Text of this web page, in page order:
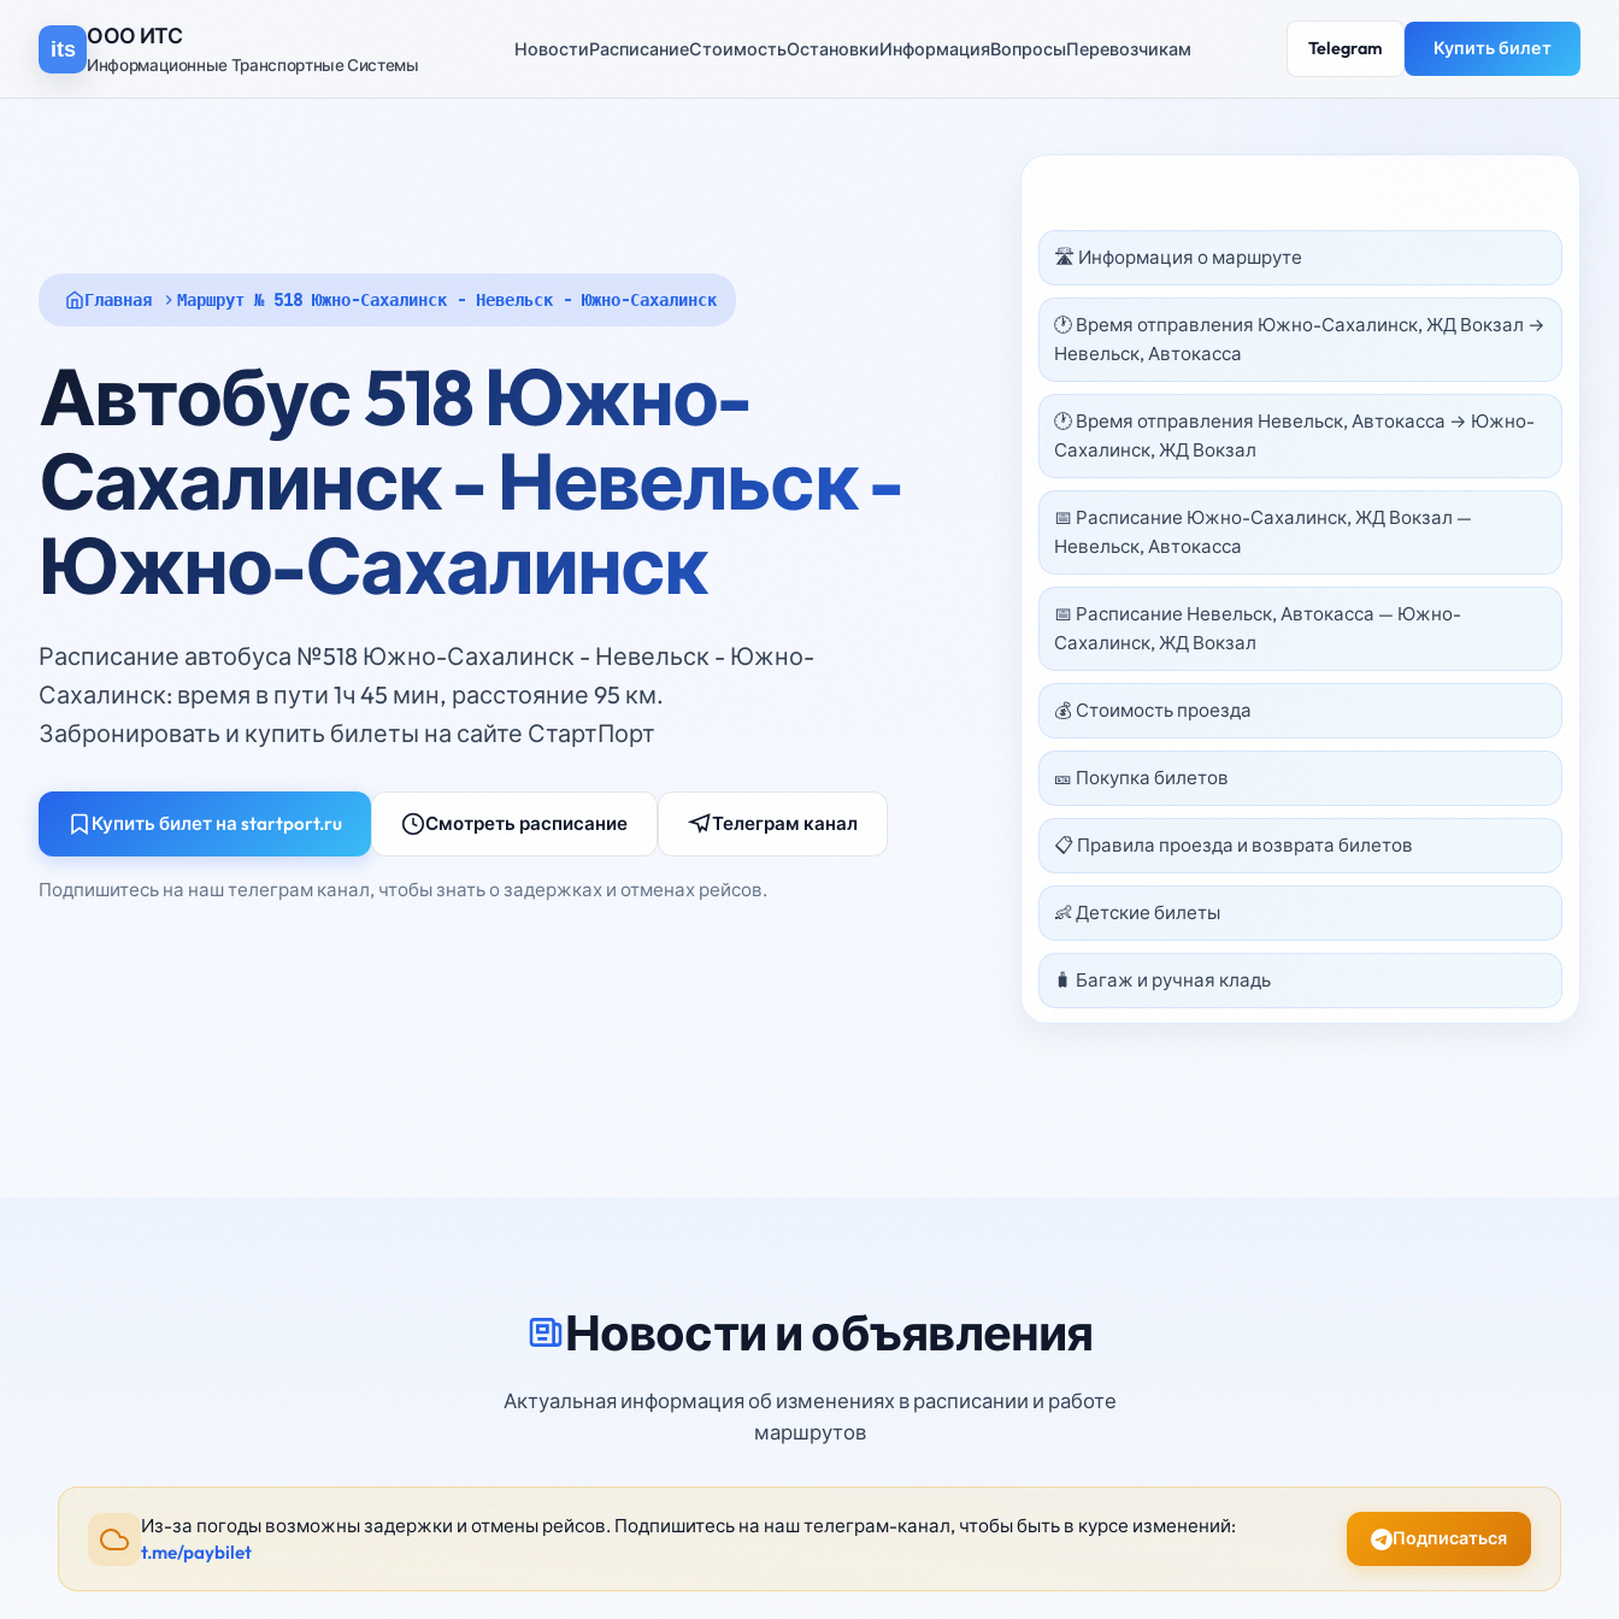
its ООО ИТС
Информационные Транспортные Системы
НовостиРасписаниеСтоимостьОстановкиИнформацияВопросыПеревозчикам Telegram Купить билет
Главная Маршрут № 518 Южно-Сахалинск - Невельск - Южно-Сахалинск
Автобус 518 Южно-
Сахалинск - Невельск -
Южно-Сахалинск
Расписание автобуса №518 Южно-Сахалинск - Невельск - Южно-
Сахалинск: время в пути 1ч 45 мин, расстояние 95 км.
Забронировать и купить билеты на сайте СтартПорт
Купить билет на startport.ru Смотреть расписание Телеграм канал
Подпишитесь на наш телеграм канал, чтобы знать о задержках и отменах рейсов.
🛣️ Информация о маршруте
🕐 Время отправления Южно-Сахалинск, ЖД Вокзал →
Невельск, Автокасса
🕐 Время отправления Невельск, Автокасса → Южно-
Сахалинск, ЖД Вокзал
📅 Расписание Южно-Сахалинск, ЖД Вокзал —
Невельск, Автокасса
📅 Расписание Невельск, Автокасса — Южно-
Сахалинск, ЖД Вокзал
💰 Стоимость проезда
🎫 Покупка билетов
📋 Правила проезда и возврата билетов
👶 Детские билеты
🧳 Багаж и ручная кладь
Новости и объявления
Актуальная информация об изменениях в расписании и работе
маршрутов
Из-за погоды возможны задержки и отмены рейсов. Подпишитесь на наш телеграм-канал, чтобы быть в курсе изменений:
t.me/paybilet
Подписаться